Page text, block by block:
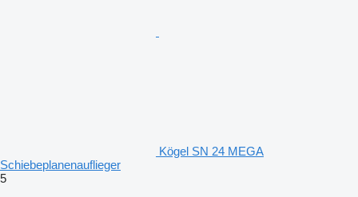
Kögel SN 24 MEGA
Schiebeplanenauflieger
5